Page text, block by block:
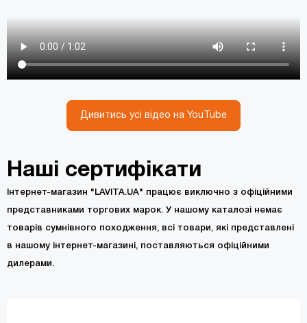
Дивитись усі відео на YouTube
Наші сертифікати
Інтернет-магазин "LAVITA.UA" працює виключно з офіційними
представниками торгових марок. У нашому каталозі немає
товарів сумнівного походження, всі товари, які представлені
в нашому інтернет-магазині, поставляються офіційними
дилерами.